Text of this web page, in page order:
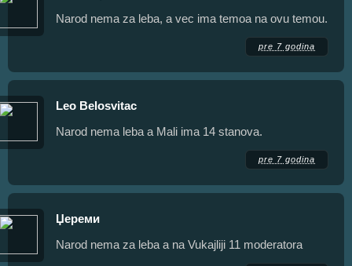
Narod nema za leba, a vec ima temoa na ovu temou.
pre 7 godina
Leo Belosvitac
Narod nema leba a Mali ima 14 stanova.
pre 7 godina
Џереми
Narod nema za leba a na Vukajliji 11 moderatora